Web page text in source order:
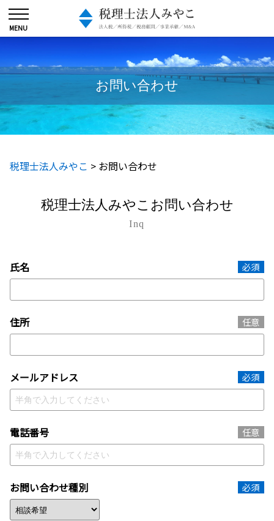
お問い合わせ
税理士法人みやこ > お問い合わせ
税理士法人みやこ お問い合わせ
Inq
氏名 必須
住所 任意
メールアドレス 必須
電話番号 任意
お問い合わせ種別 必須